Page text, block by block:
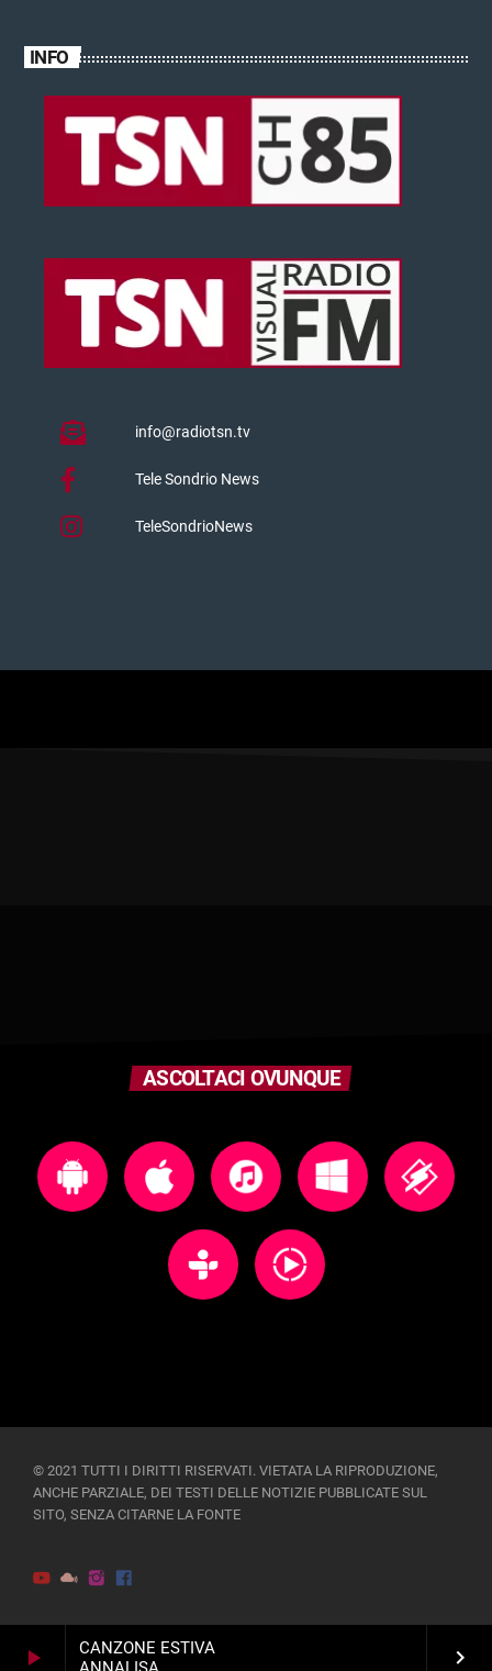
play_arrow
CANZONE ESTIVA
keyboard_arrow_right
INFO
info@radiotsn.tv
Tele Sondrio News
TeleSondrioNews
ASCOLTACI OVUNQUE
© 2021 TUTTI I DIRITTI RISERVATI. VIETATA LA RIPRODUZIONE,
ANCHE PARZIALE, DEI TESTI DELLE NOTIZIE PUBBLICATE SUL
SITO, SENZA CITARNE LA FONTE